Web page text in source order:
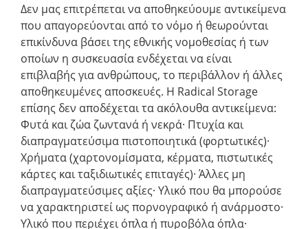
Δεν μας επιτρέπεται να αποθηκεύουμε αντικείμενα
που απαγορεύονται από το νόμο ή θεωρούνται
επικίνδυνα βάσει της εθνικής νομοθεσίας ή των
οποίων η συσκευασία ενδέχεται να είναι
επιβλαβής για ανθρώπους, το περιβάλλον ή άλλες
αποθηκευμένες αποσκευές. Η Radical Storage
επίσης δεν αποδέχεται τα ακόλουθα αντικείμενα:
Φυτά και ζώα ζωντανά ή νεκρά· Πτυχία και
διαπραγματεύσιμα πιστοποιητικά (φορτωτικές)·
Χρήματα (χαρτονομίσματα, κέρματα, πιστωτικές
κάρτες και ταξιδιωτικές επιταγές)· Άλλες μη
διαπραγματεύσιμες αξίες· Υλικό που θα μπορούσε
να χαρακτηριστεί ως πορνογραφικό ή ανάρμοστο·
Υλικό που περιέχει όπλα ή πυροβόλα όπλα·